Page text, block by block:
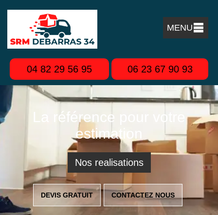
MENU
04 82 29 56 95 06 23 67 90 93
La référence pour votre
estimation
Nos realisations
DEVIS GRATUIT CONTACTEZ NOUS